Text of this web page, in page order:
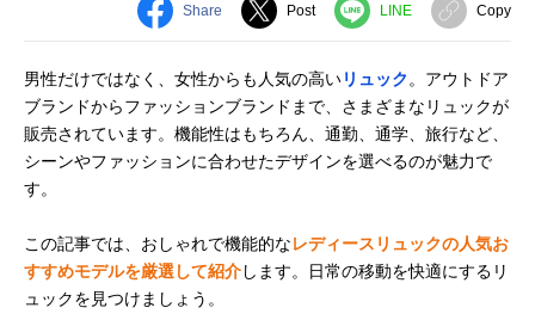
Share Post LINE Copy
男性だけではなく、女性からも人気の高いリュック 。アウトドア
ブランドからファッションブランドまで、さまざまなリュックが
販売されています。機能性はもちろん、通勤、通学、旅行など、
シーンやファッションに合わせたデザインを選べるのが魅力で
す。
この記事では、おしゃれで機能的なレディースリュックの人気お
すすめモデルを厳選して紹介します。日常の移動を快適にするリ
ュックを見つけましょう。